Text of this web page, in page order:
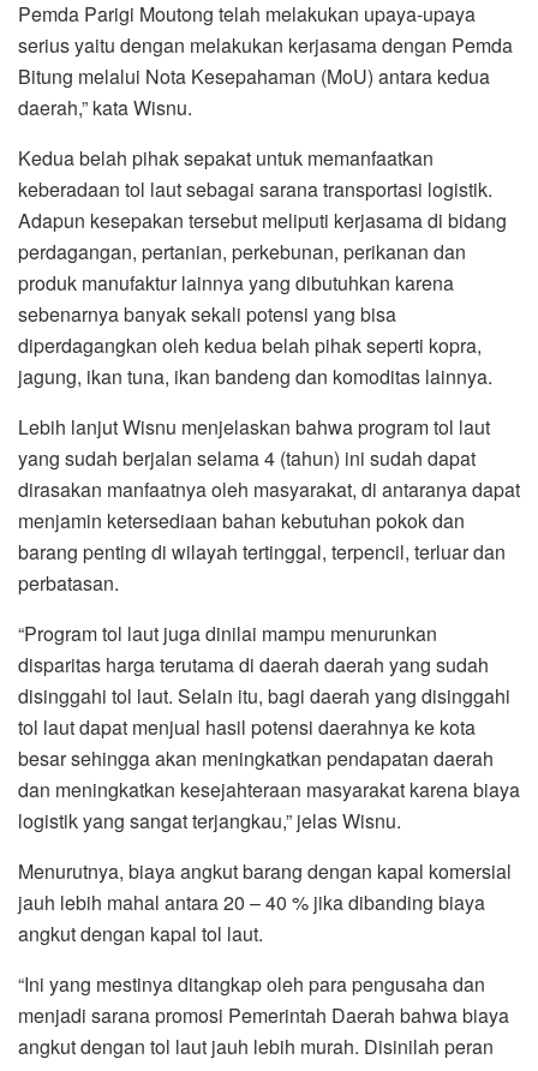
Pemda Parigi Moutong telah melakukan upaya-upaya
serius yaitu dengan melakukan kerjasama dengan Pemda
Bitung melalui Nota Kesepahaman (MoU) antara kedua
daerah,” kata Wisnu.
Kedua belah pihak sepakat untuk memanfaatkan
keberadaan tol laut sebagai sarana transportasi logistik.
Adapun kesepakan tersebut meliputi kerjasama di bidang
perdagangan, pertanian, perkebunan, perikanan dan
produk manufaktur lainnya yang dibutuhkan karena
sebenarnya banyak sekali potensi yang bisa
diperdagangkan oleh kedua belah pihak seperti kopra,
jagung, ikan tuna, ikan bandeng dan komoditas lainnya.
Lebih lanjut Wisnu menjelaskan bahwa program tol laut
yang sudah berjalan selama 4 (tahun) ini sudah dapat
dirasakan manfaatnya oleh masyarakat, di antaranya dapat
menjamin ketersediaan bahan kebutuhan pokok dan
barang penting di wilayah tertinggal, terpencil, terluar dan
perbatasan.
“Program tol laut juga dinilai mampu menurunkan
disparitas harga terutama di daerah daerah yang sudah
disinggahi tol laut. Selain itu, bagi daerah yang disinggahi
tol laut dapat menjual hasil potensi daerahnya ke kota
besar sehingga akan meningkatkan pendapatan daerah
dan meningkatkan kesejahteraan masyarakat karena biaya
logistik yang sangat terjangkau,” jelas Wisnu.
Menurutnya, biaya angkut barang dengan kapal komersial
jauh lebih mahal antara 20 – 40 % jika dibanding biaya
angkut dengan kapal tol laut.
“Ini yang mestinya ditangkap oleh para pengusaha dan
menjadi sarana promosi Pemerintah Daerah bahwa biaya
angkut dengan tol laut jauh lebih murah. Disinilah peran